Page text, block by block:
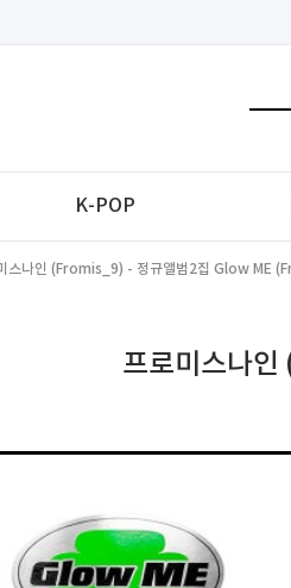
K-POP
스나인 (fromis_9) - 정규앨범2집 Glow ME
프로미스나